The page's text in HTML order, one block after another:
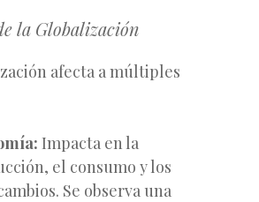
la Globalización
afecta a múltiples
Impacta en la
el consumo y los
Se observa una